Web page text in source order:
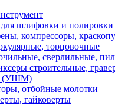
шлифовки и полировки
компрессоры,
торцовочные
сверлильные,
строительные,
(УШМ)
отбойные молотки
гайковерты